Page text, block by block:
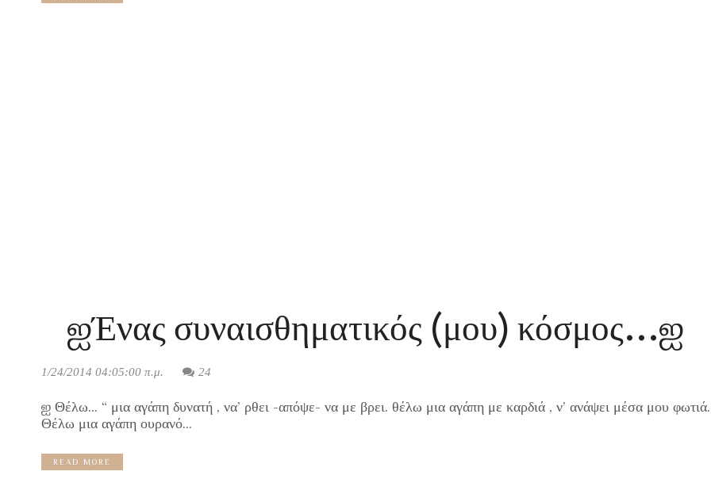
ஐΈνας συναισθηματικός (μου) κόσμος…ஐ
1/24/2014 04:05:00 π.μ. 24
ஐ Θέλω… “ μια αγάπη δυνατή , να’ ρθει -απόψε- να με βρει. θέλω μια αγάπη με καρδιά , ν’ ανάψει μέσα μου φωτιά.
Θέλω μια αγάπη ουρανό...
READ MORE